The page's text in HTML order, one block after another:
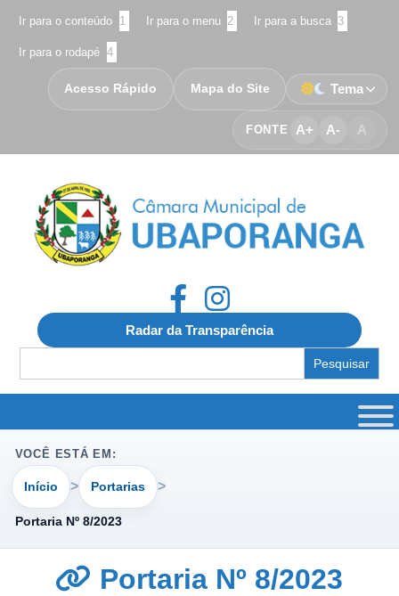
Ir para o conteúdo 1 Ir para o menu 2 Ir para a busca 3
Ir para o rodapé 4
FONTE A+ A- A
Acesso Rápido Mapa do Site Tema
Radar da Transparência
for:
VOCÊ ESTÁ EM:
Início Portarias
Portaria Nº 8/2023
Portaria Nº 8/2023